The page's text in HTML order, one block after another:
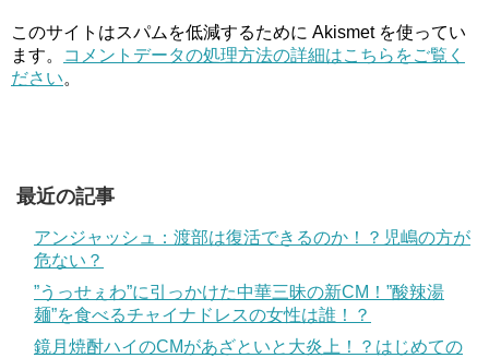
このサイトはスパムを低減するために Akismet を使ってい
ます。
コメントデータの処理方法の詳細はこちらをご覧く
ださい。
最近の記事
アンジャッシュ：渡部は復活できるのか！？児嶋の方が
危ない？
”うっせぇわ”に引っかけた中華三昧の新CM！”酸辣湯
麺”を食べるチャイナドレスの女性は誰！？
鏡月焼酎ハイのCMがあざといと大炎上！？はじめての